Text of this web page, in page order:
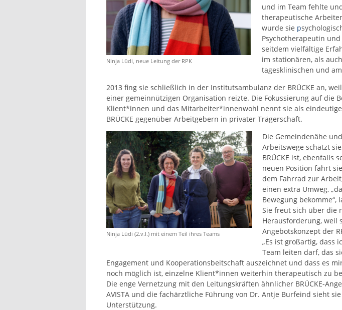
Ninja Lüdi, neue Leitung der RPK
und im Team fehlte
therapeutische
wurde sie p
Psychotherapeutin
seitdem vielfältige
im stationären, als
tagesklinischen und
2013 fing sie schließlich in der Institutsambulanz der BRÜCKE an,
einer gemeinnützigen Organisation reizte. Die Fokussierung auf die
Klient*innen und das Mitarbeiter*innenwohl nennt sie als
BRÜCKE gegenüber Arbeitgebern in privater Trägerschaft.
Ninja Lüdi (2.v.l.) mit einem Teil ihres Teams
Die Gemeindenähe
Arbeitswege schätzt
BRÜCKE ist, ebenfalls
neuen Position fährt
dem Fahrrad zur
einen extra Umweg,
Bewegung bekomme“,
Sie freut sich über die
Herausforderung, weil
Angebotskonzept der
„Es ist großartig, dass
Team leiten darf, das
Engagement und Kooperationsbeitschaft auszeichnet und dass es
noch möglich ist, einzelne Klient*innen weiterhin therapeutisch zu
Die enge Vernetzung mit den Leitungskräften ähnlicher BRÜCKE-
AVISTA und die fachärztliche Führung von Dr. Antje Burfeind sieht
Unterstützung.